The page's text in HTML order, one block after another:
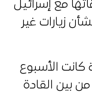
مع إسرائيل
زيارات غير
كانت الأسبوع
بين القادة